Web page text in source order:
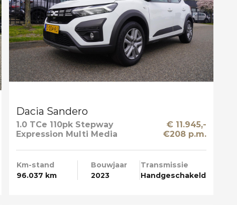
Dacia Sandero
1.0 TCe 110pk Stepway
Expression Multi Media
€ 11.945,-
€208 p.m.
Km-stand
96.037 km
Bouwjaar
2023
Transmissie
Handgeschakeld